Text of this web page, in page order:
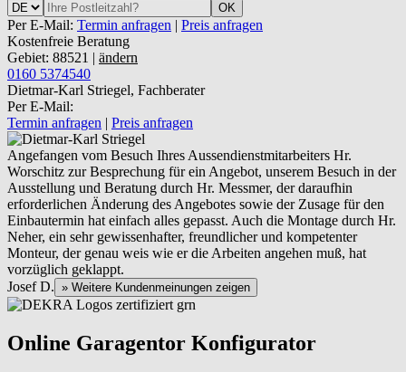
OK
Per E-Mail: Termin anfragen | Preis anfragen
Kostenfreie Beratung
Gebiet: 88521 | ändern
0160 5374540
Dietmar-Karl Striegel, Fachberater
Per E-Mail:
Termin anfragen | Preis anfragen
Angefangen vom Besuch Ihres Aussendienstmitarbeiters Hr.
Worschitz zur Besprechung für ein Angebot, unserem Besuch in der
Ausstellung und Beratung durch Hr. Messmer, der daraufhin
erforderlichen Änderung des Angebotes sowie der Zusage für den
Einbautermin hat einfach alles gepasst. Auch die Montage durch Hr.
Neher, ein sehr gewissenhafter, freundlicher und kompetenter
Monteur, der genau weis wie er die Arbeiten angehen muß, hat
vorzüglich geklappt.
Josef D. » Weitere Kundenmeinungen zeigen
Online Garagentor Konfigurator